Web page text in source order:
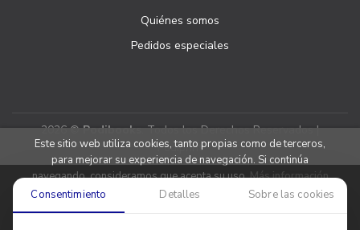
Quiénes somos
Pedidos especiales
2026 ©Podibooks. Todos los Derechos Reservados |
Podiprint
Este sitio web utiliza cookies, tanto propias como de terceros,
para mejorar su experiencia de navegación. Si continúa
navegando, consideramos que acepta su uso.Más información
Aceptar cookies
Consentimiento Detalles Sobre las cookies